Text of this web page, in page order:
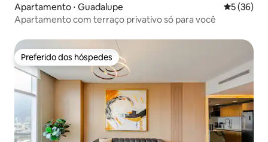
Apartamento ⋅ Guadalupe 5 de uma
5 (36)
Apartamento com terraço privativo só para você
Preferido dos hóspedes
Preferido dos hóspedes